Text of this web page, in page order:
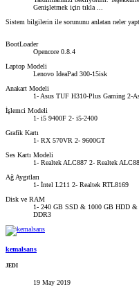
Genişletmek için tıkla ...
Sistem bilgilerin ile sorununu anlatan neler
BootLoader
Opencore 0.8.4
Laptop Modeli
Lenovo IdeaPad 300-15isk
Anakart Modeli
1- Asus TUF H310-Plus Gaming 2-
İşlemci Modeli
1- i5 9400F 2- i5-2400
Grafik Kartı
1- RX 570VR 2- 9600GT
Ses Kartı Modeli
1- Realtek ALC887 2- Realtek
Ağ Aygıtları
1- İntel L211 2- Realtek RTL8169
Disk ve RAM
1- 240 GB SSD & 1000 GB HDD
DDR3
kemalsans
JEDI
19 May 2019